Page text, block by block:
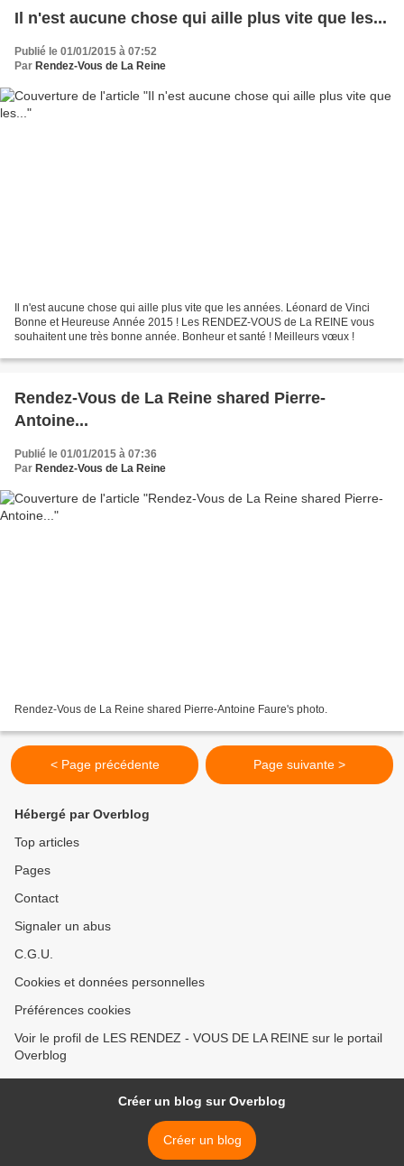
Il n'est aucune chose qui aille plus vite que les...
Publié le 01/01/2015 à 07:52
Par Rendez-Vous de La Reine
Il n'est aucune chose qui aille plus vite que les années. Léonard de Vinci
Bonne et Heureuse Année 2015 ! Les RENDEZ-VOUS de La REINE vous
souhaitent une très bonne année. Bonheur et santé ! Meilleurs vœux !
Rendez-Vous de La Reine shared Pierre-
Antoine...
Publié le 01/01/2015 à 07:36
Par Rendez-Vous de La Reine
Rendez-Vous de La Reine shared Pierre-Antoine Faure's photo.
< Page précédente Page suivante >
Hébergé par Overblog
Top articles
Pages
Contact
Signaler un abus
C.G.U.
Cookies et données personnelles
Préférences cookies
Voir le profil de LES RENDEZ - VOUS DE LA REINE sur le portail
Overblog
Créer un blog sur Overblog
Créer un blog